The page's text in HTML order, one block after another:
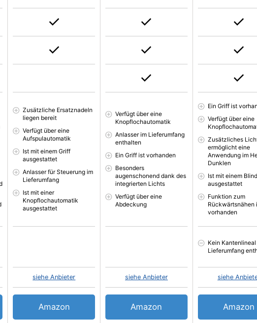
Zusätzliche Ersatznadeln
liegen bereit
Verfügt über eine
Aufspulautomatik
Ist mit einem Griff
ausgestattet
Anlasser für Steuerung im
Lieferumfang
Ist mit einer
Knopflochautomatik
ausgestattet
siehe Anbieter
Amazon
Verfügt über eine
Knopflochautomatik
Anlasser im Lieferumfang
enthalten
Ein Griff ist vorhanden
Besonders
augenschonend dank des
integrierten Lichts
Verfügt über eine
Abdeckung
siehe Anbieter
Amazon
Ein Griff ist
Verfügt über eine
Zusätzliches
ermöglicht eine
Anwendung im
Dunklen
Ist mit einem
ausgestattet
Funktion zum
Rückwärtsnähen
vorhanden
Kein Kantenlineal
Lieferumfang
siehe
Amazon